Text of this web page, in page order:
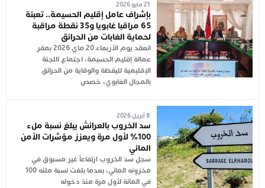
21 مايو 2026
بإشراف عامل إقليم الحسيمة.. تعبئة
65 مراقبا غابويا و35 نقطة مراقبة
لحماية الغابات من الحرائق
انعقد يوم الأربعاء 20 ماي 2026 بمقر
عمالة إقليم الحسيمة، اجتماع اللجنة
الإقليمية لليقظة والوقاية من الحرائق
بالمجال الغابوي، خصص
8 أبريل 2026
سد الخروب بالعرائش يبلغ نسبة ملء
100% لأول مرة ويعزز مؤشرات الأمن
المائي
سجل سد الخروب ارتفاعاً غير مسبوق في
مخزونه المائي، بعدما بلغت نسبة ملئه 100
في المائة لأول مرة منذ دخوله